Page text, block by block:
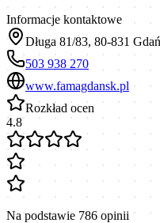
Informacje kontaktowe
Długa 81/83, 80-831
503 938 270
www.famagdansk.pl
Rozkład ocen
4.8
Na podstawie 786 opinii